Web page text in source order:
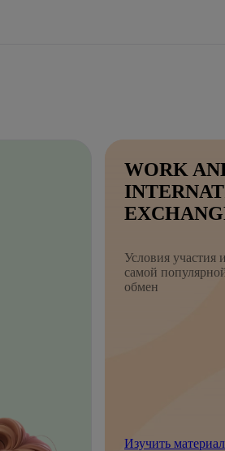
WORK
Условия участия
самой
обмен
Изучить